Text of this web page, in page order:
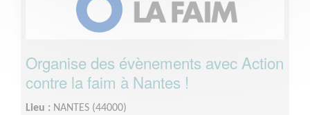
Organise des évènements avec Action
contre la faim à Nantes !
Lieu : NANTES (44000)